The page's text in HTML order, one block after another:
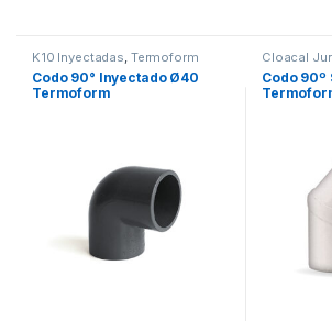
K10 Inyectadas, Termoform
Codo 90° Inyectado Ø40
Termoform
Cloacal
Codo 90º